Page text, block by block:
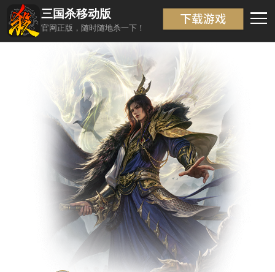
三国杀移动版
官网正版，随时随地杀一下！
返回